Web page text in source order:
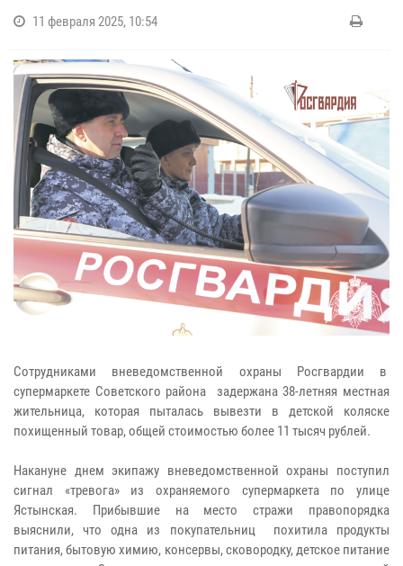
11 февраля 2025, 10:54
Сотрудниками вневедомственной охраны Росгвардии в
супермаркете Советского района задержана 38-летняя местная
жительница, которая пыталась вывезти в детской коляске
похищенный товар, общей стоимостью более 11 тысяч рублей.
Накануне днем экипажу вневедомственной охраны поступил
сигнал «тревога» из охраняемого супермаркета по улице
Ястынская. Прибывшие на место стражи правопорядка
выяснили, что одна из покупательниц похитила продукты
питания, бытовую химию, консервы, сковородку, детское питание